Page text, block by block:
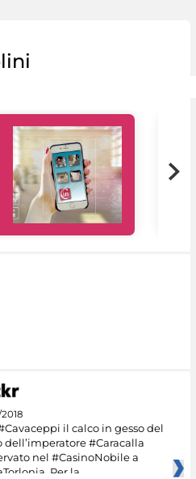
il calco in gesso del
dell’imperatore #Caracalla
nel #CasinoNobile a
Per la